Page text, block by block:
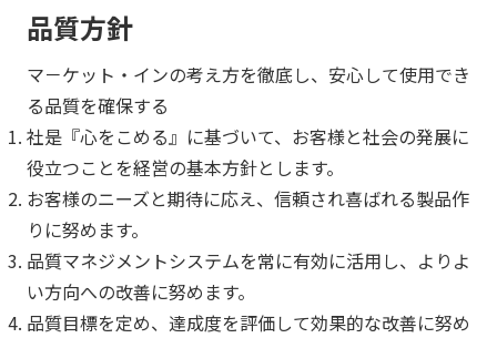
品質方針
マ－ケット・インの考え方を徹底し、安心して使用でき
る品質を確保する
社是『心をこめる』に基づいて、お客様と社会の発展に
役立つことを経営の基本方針とします。
お客様のニーズと期待に応え、信頼され喜ばれる製品作
りに努めます。
品質マネジメントシステムを常に有効に活用し、よりよ
い方向への改善に努めます。
品質目標を定め、達成度を評価して効果的な改善に努め